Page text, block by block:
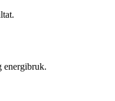
energibruk.